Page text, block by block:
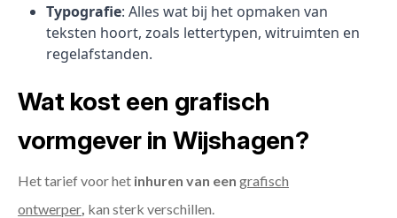
Typografie: Alles wat bij het opmaken van
teksten hoort, zoals lettertypen, witruimten en
regelafstanden.
Wat kost een grafisch
vormgever in Wijshagen?
Het tarief voor het inhuren van een grafisch
ontwerper kan sterk verschillen.